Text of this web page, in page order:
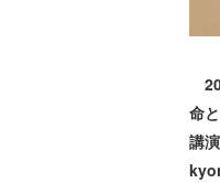
命
講